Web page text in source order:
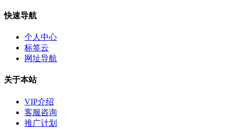
快速导航
个人中心
标签云
网址导航
关于本站
VIP介绍
客服咨询
推广计划